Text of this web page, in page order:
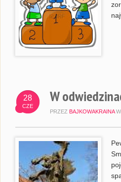
28
CZE
W
PRZEZ BAJKOWAKRAINA W